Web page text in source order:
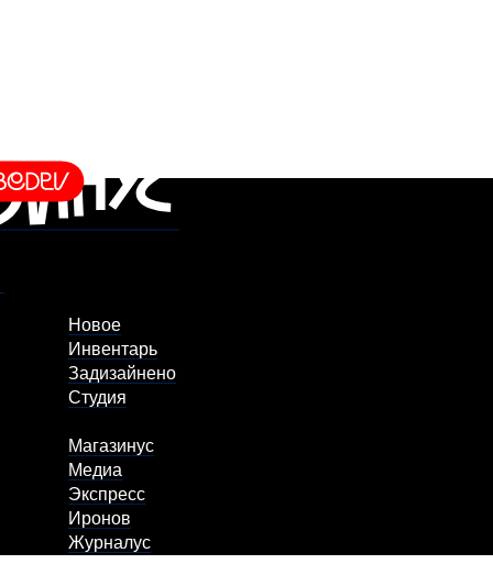
Новое
Инвентарь
Задизайнено
Студия
Магазинус
Медиа
Экспресс
Иронов
Журналус